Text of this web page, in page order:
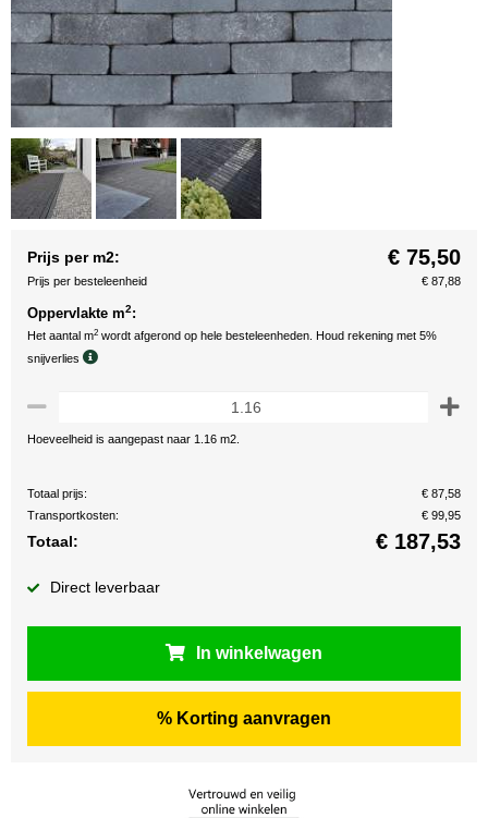
Prijs per m2: € 75,50
Prijs per besteleenheid € 87,88
Oppervlakte m2:
Het aantal m2 wordt afgerond op hele besteleenheden. Houd rekening met 5%
snijverlies
Hoeveelheid is aangepast naar 1.16 m2.
Totaal prijs:
€ 87,58
Transportkosten:
€ 99,95
Totaal: € 187,53
Direct leverbaar
In winkelwagen
% Korting aanvragen